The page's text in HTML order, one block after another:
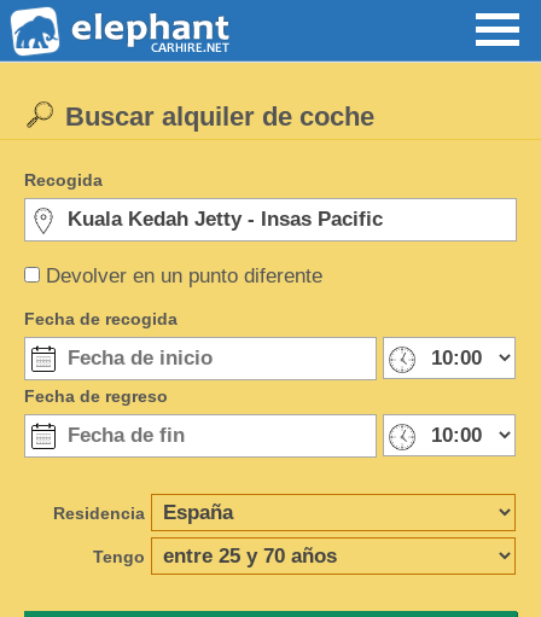
Devolver en un punto diferente
Buscar alquiler de coche
Recogida
Fecha de recogida
Fecha de regreso
Residencia
Tengo